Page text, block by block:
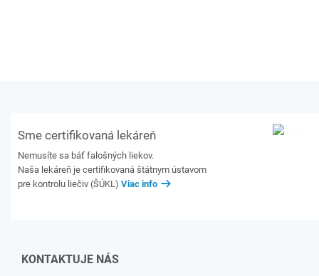
Sme certifikovaná lekáreň
Nemusíte sa báť falošných liekov.
Naša lekáreň je certifikovaná štátnym ústavom
pre kontrolu liečiv (ŠÚKL) Viac info
KONTAKTUJE NÁS